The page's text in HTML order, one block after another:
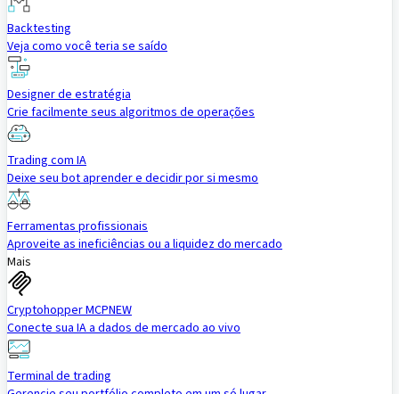
Backtesting
Veja como você teria se saído
Designer de estratégia
Crie facilmente seus algoritmos de operações
Trading com IA
Deixe seu bot aprender e decidir por si mesmo
Ferramentas profissionais
Aproveite as ineficiências ou a liquidez do mercado
Mais
Cryptohopper MCPNEW
Conecte sua IA a dados de mercado ao vivo
Terminal de trading